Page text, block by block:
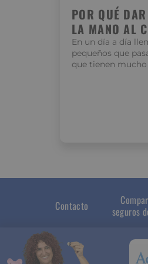
POR QUÉ
LA MANO AL
En un día a día
pequeños que
que tienen
Contacto
seguros